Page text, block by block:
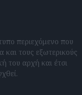
περιεχόμενο που
και τους εξωτερικούς
του αρχή και έτσι